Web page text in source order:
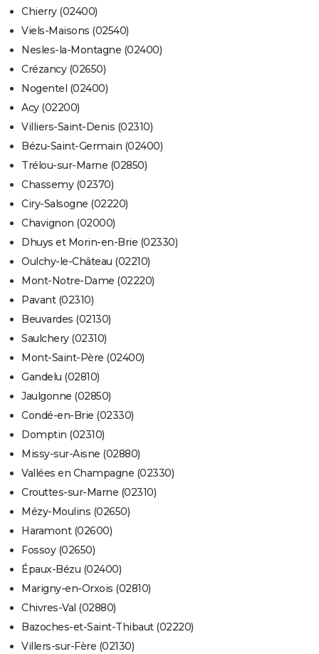
Chierry (02400)
Viels-Maisons (02540)
Nesles-la-Montagne (02400)
Crézancy (02650)
Nogentel (02400)
Acy (02200)
Villiers-Saint-Denis (02310)
Bézu-Saint-Germain (02400)
Trélou-sur-Marne (02850)
Chassemy (02370)
Ciry-Salsogne (02220)
Chavignon (02000)
Dhuys et Morin-en-Brie (02330)
Oulchy-le-Château (02210)
Mont-Notre-Dame (02220)
Pavant (02310)
Beuvardes (02130)
Saulchery (02310)
Mont-Saint-Père (02400)
Gandelu (02810)
Jaulgonne (02850)
Condé-en-Brie (02330)
Domptin (02310)
Missy-sur-Aisne (02880)
Vallées en Champagne (02330)
Crouttes-sur-Marne (02310)
Mézy-Moulins (02650)
Haramont (02600)
Fossoy (02650)
Épaux-Bézu (02400)
Marigny-en-Orxois (02810)
Chivres-Val (02880)
Bazoches-et-Saint-Thibaut (02220)
Villers-sur-Fère (02130)